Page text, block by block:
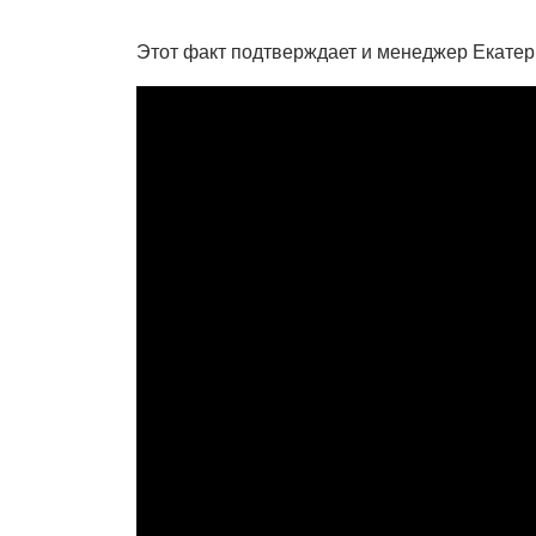
Этот факт подтверждает и менеджер